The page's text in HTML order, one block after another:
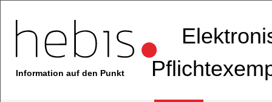
Information auf den Punkt